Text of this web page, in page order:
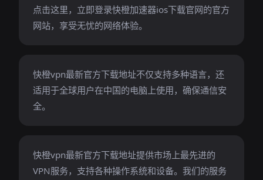
点击这里，立即登录快橙加速器ios下载官网的官方
网站，享受无忧的网络体验。
快橙vpn最新官方下载地址不仅支持多种语言，还
适用于全球用户在中国的电脑上使用，确保通信安
全。
快橙vpn最新官方下载地址提供市场上最先进的
VPN服务，支持各种操作系统和设备。我们的服务